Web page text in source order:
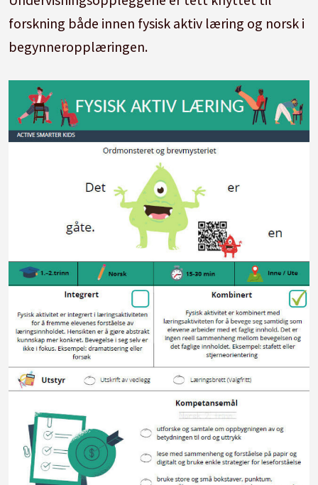
forskning både innen fysisk aktiv læring og norsk i
begynneropplæringen.